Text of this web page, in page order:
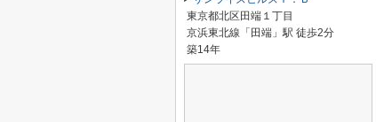
東京都北区田端１丁目
京浜東北線「田端」駅 徒歩2分
築14年